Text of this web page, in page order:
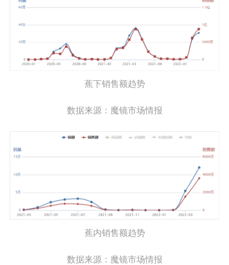
蕉下销售额趋势
数据来源：魔镜市场情报
蕉内销售额趋势
数据来源：魔镜市场情报